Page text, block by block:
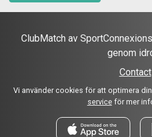
ClubMatch av
genom
Contact
Vi använder cookies för att optimera
serviceför mer